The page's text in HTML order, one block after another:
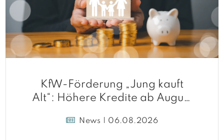
KfW-Förderung „Jung kauft
Alt“: Höhere Kredite ab August
News | 06.08.2026